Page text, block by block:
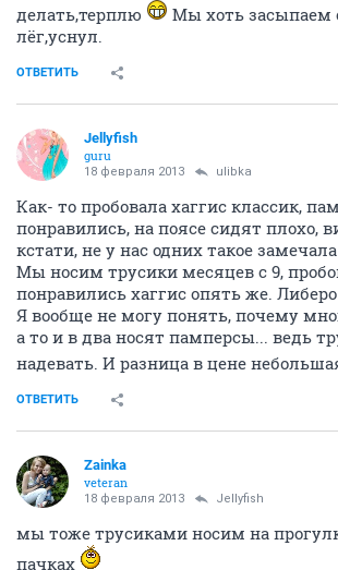
делать,терплю
Мы хоть засыпаем
лёг,уснул.
ОТВЕТИТЬ
Jellyfish
guru
18 февраля 2013 ulibka
Как- то пробовала хаггис классик,
понравились, на поясе сидят плохо,
кстати, не у нас одних такое
Мы носим трусики месяцев с 9,
понравились хаггис опять же.
Я вообще не могу понять, почему
а то и в два носят памперсы... ведь
надевать. И разница в цене
ОТВЕТИТЬ
Zainka
veteran
18 февраля 2013 Jellyfish
мы тоже трусиками носим на
пачках